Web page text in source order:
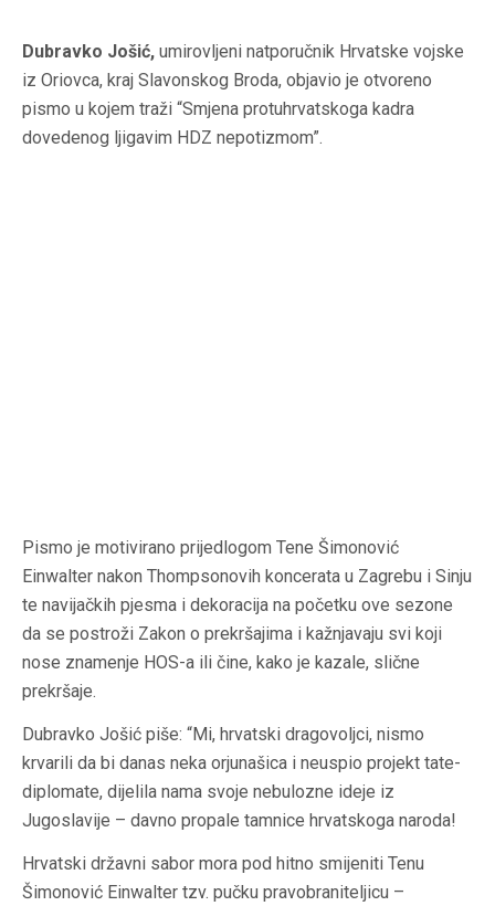
Dubravko Jošić, umirovljeni natporučnik Hrvatske vojske
iz Oriovca, kraj Slavonskog Broda, objavio je otvoreno
pismo u kojem traži “Smjena protuhrvatskoga kadra
dovedenog ljigavim HDZ nepotizmom”.
Pismo je motivirano prijedlogom Tene Šimonović
Einwalter nakon Thompsonovih koncerata u Zagrebu i Sinju
te navijačkih pjesma i dekoracija na početku ove sezone
da se postroži Zakon o prekršajima i kažnjavaju svi koji
nose znamenje HOS-a ili čine, kako je kazale, slične
prekršaje.
Dubravko Jošić piše: “Mi, hrvatski dragovoljci, nismo
krvarili da bi danas neka orjunašica i neuspio projekt tate-
diplomate, dijelila nama svoje nebulozne ideje iz
Jugoslavije – davno propale tamnice hrvatskoga naroda!
Hrvatski državni sabor mora pod hitno smijeniti Tenu
Šimonović Einwalter tzv. pučku pravobraniteljicu –